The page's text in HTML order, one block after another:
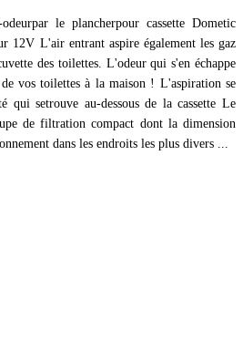
le plancherpour cassette Dometic
12V L'air entrant aspire également les gaz
des toilettes. L'odeur qui s'en échappe
vos toilettes à la maison ! L'aspiration se
qui setrouve au-dessous de la cassette Le
de filtration compact dont la dimension
dans les endroits les plus divers ...